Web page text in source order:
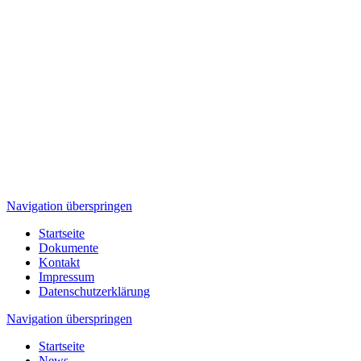
Navigation überspringen
Startseite
Dokumente
Kontakt
Impressum
Datenschutzerklärung
Navigation überspringen
Startseite